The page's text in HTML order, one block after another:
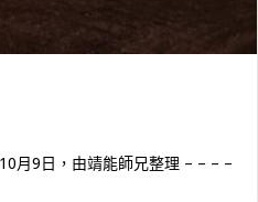
月9日，由靖能師兄整理 – – – –